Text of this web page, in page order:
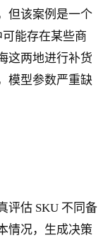
但该案例是一个
能存在某些商
这两地进行补货
模型参数严重缺
评估 SKU 不同备
情况，生成决策